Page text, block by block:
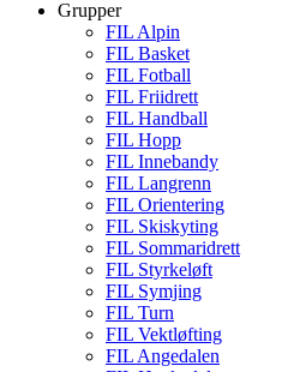
Grupper
FIL Alpin
FIL Basket
FIL Fotball
FIL Friidrett
FIL Handball
FIL Hopp
FIL Innebandy
FIL Langrenn
FIL Orientering
FIL Skiskyting
FIL Sommaridrett
FIL Styrkeløft
FIL Symjing
FIL Turn
FIL Vektløfting
FIL Angedalen